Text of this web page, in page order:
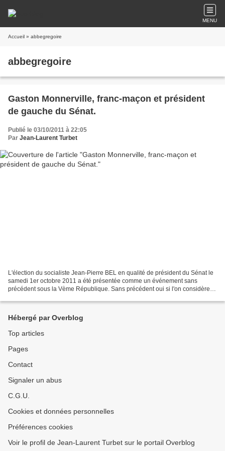
MENU
Accueil » abbegregoire
abbegregoire
Gaston Monnerville, franc-maçon et président
de gauche du Sénat.
Publié le 03/10/2011 à 22:05
Par Jean-Laurent Turbet
L'élection du socialiste Jean-Pierre BEL en qualité de président du Sénat le
samedi 1er octobre 2011 a été présentée comme un événement sans
précédent sous la Vème République. Sans précédent oui si l'on considère
Hébergé par Overblog
Top articles
Pages
Contact
Signaler un abus
C.G.U.
Cookies et données personnelles
Préférences cookies
Voir le profil de Jean-Laurent Turbet sur le portail Overblog